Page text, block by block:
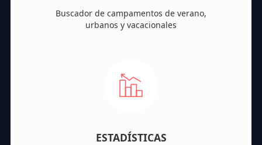
Buscador de campamentos de verano,
urbanos y vacacionales
ESTADÍSTICAS